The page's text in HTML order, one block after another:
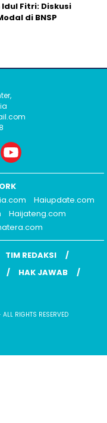
Fitri: Diskusi
di BNSP
Haiupdate.com
Haijateng.com
TIM REDAKSI
HAK JAWAB
RIGHTS RESERVED